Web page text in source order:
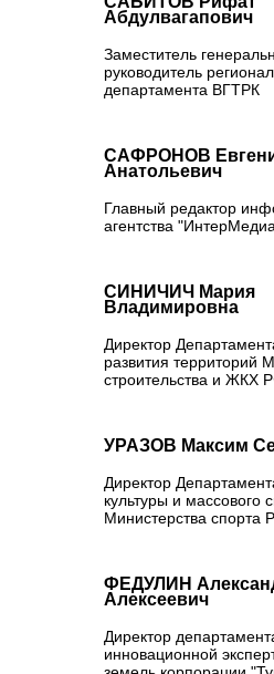
Абдулвагапович
Заместитель
руководитель
департамента ВГТРК
САФРОНОВ
Анатольевич
Главный редактор
агентства
СИНИЧИЧ Мария
Владимировна
Директор
развития территорий
строительства и ЖКХ
УРАЗОВ Максим
Директор
культуры и массового
Министерства спорта
ФЕДУЛИН
Алексеевич
Директор
инновационной